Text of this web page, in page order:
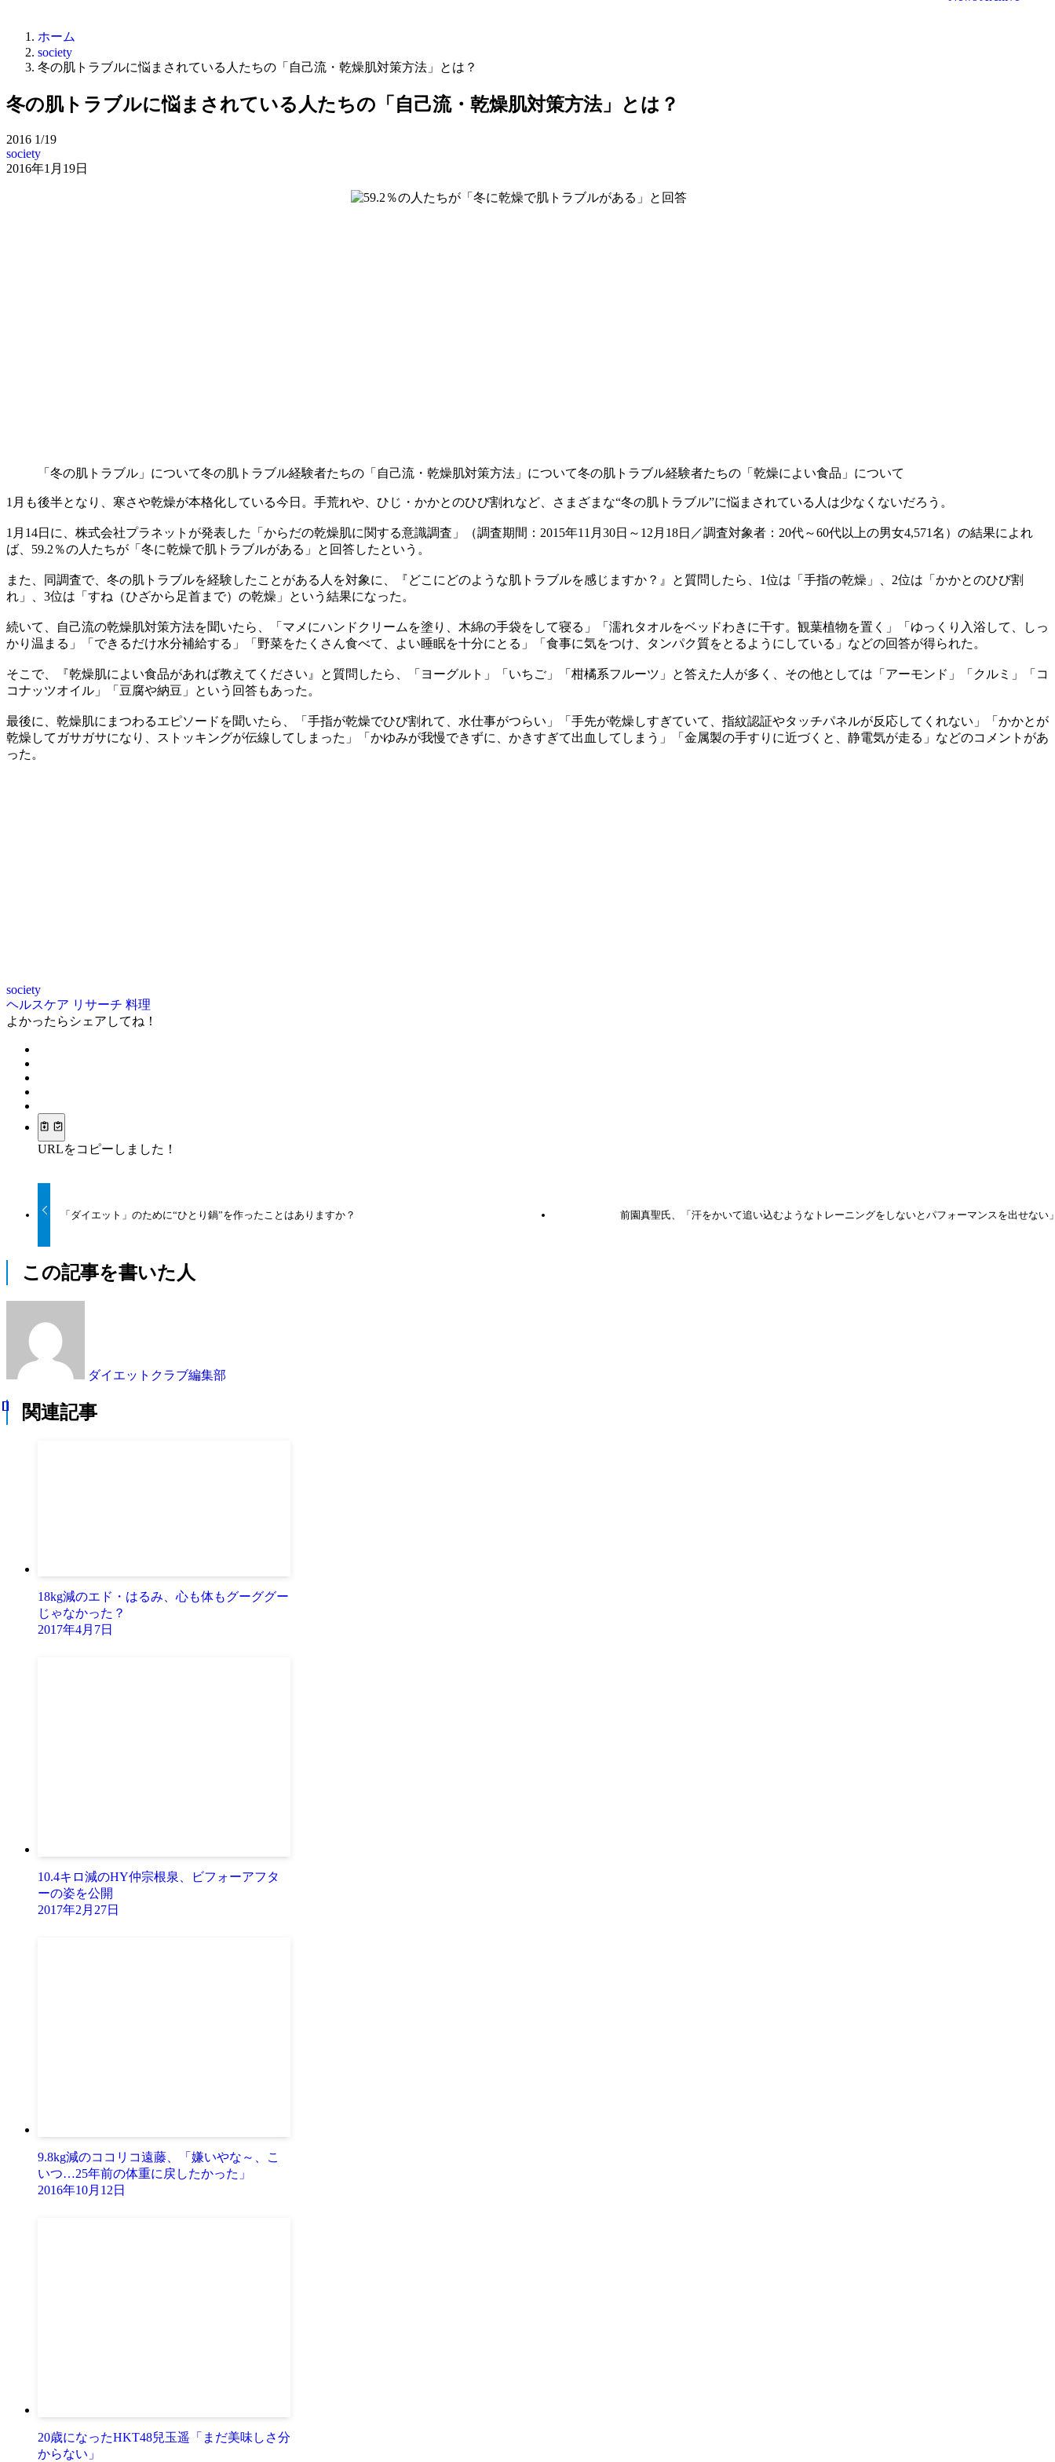
ホーム
society
冬の肌トラブルに悩まされている人たちの「自己流・乾燥肌対策方法」とは？
冬の肌トラブルに悩まされている人たちの「自己流・乾燥肌対策方法」とは？
2016 1/19
society
2016年1月19日
「冬の肌トラブル」について冬の肌トラブル経験者たちの「自己流・乾燥肌対策方法」について冬の肌トラブル経験者たちの「乾燥によい食品」について
1月も後半となり、寒さや乾燥が本格化している今日。手荒れや、ひじ・かかとのひび割れなど、さまざまな“冬の肌トラブル”に悩まされている人は少なくないだろう。
1月14日に、株式会社プラネットが発表した「からだの乾燥肌に関する意識調査」（調査期間：2015年11月30日～12月18日／調査対象者：20代～60代以上の男女4,571名）の結果によれ
ば、59.2％の人たちが「冬に乾燥で肌トラブルがある」と回答したという。
また、同調査で、冬の肌トラブルを経験したことがある人を対象に、『どこにどのような肌トラブルを感じますか？』と質問したら、1位は「手指の乾燥」、2位は「かかとのひび割
れ」、3位は「すね（ひざから足首まで）の乾燥」という結果になった。
続いて、自己流の乾燥肌対策方法を聞いたら、「マメにハンドクリームを塗り、木綿の手袋をして寝る」「濡れタオルをベッドわきに干す。観葉植物を置く」「ゆっくり入浴して、しっ
かり温まる」「できるだけ水分補給する」「野菜をたくさん食べて、よい睡眠を十分にとる」「食事に気をつけ、タンパク質をとるようにしている」などの回答が得られた。
そこで、『乾燥肌によい食品があれば教えてください』と質問したら、「ヨーグルト」「いちご」「柑橘系フルーツ」と答えた人が多く、その他としては「アーモンド」「クルミ」「コ
コナッツオイル」「豆腐や納豆」という回答もあった。
最後に、乾燥肌にまつわるエピソードを聞いたら、「手指が乾燥でひび割れて、水仕事がつらい」「手先が乾燥しすぎていて、指紋認証やタッチパネルが反応してくれない」「かかとが
乾燥してガサガサになり、ストッキングが伝線してしまった」「かゆみが我慢できずに、かきすぎて出血してしまう」「金属製の手すりに近づくと、静電気が走る」などのコメントがあ
った。
society
ヘルスケア リサーチ 料理
よかったらシェアしてね！
URLをコピーしました！
「ダイエット」のために“ひとり鍋”を作ったことはありますか？ 前園真聖氏、「汗をかいて追い込むようなトレーニングをしないとパフォーマンスを出せない
この記事を書いた人
ダイエットクラブ編集部
関連記事
18kg減のエド・はるみ、心も体もグーググー
じゃなかった？
2017年4月7日
10.4キロ減のHY仲宗根泉、ビフォーアフタ
ーの姿を公開
2017年2月27日
9.8kg減のココリコ遠藤、「嫌いやな～、こ
いつ…25年前の体重に戻したかった」
2016年10月12日
20歳になったHKT48兒玉遥「まだ美味しさ分
からない」